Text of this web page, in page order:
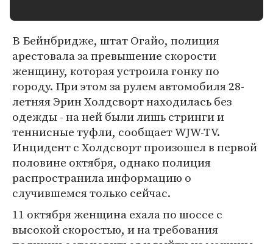
В Бейнбридже, штат Огайо, полиция
арестовала за превышение скорости
женщину, которая устроила гонку по
городу. При этом за рулем автомобиля 28-
летняя Эрин Холдсворт находилась без
одежды - на ней были лишь стринги и
теннисные туфли, сообщает WJW-TV.
Инцидент с Холдсворт произошел в первой
половине октября, однако полиция
распространила информацию о
случившемся только сейчас.
11 октября женщина ехала по шоссе с
высокой скоростью, и на требования